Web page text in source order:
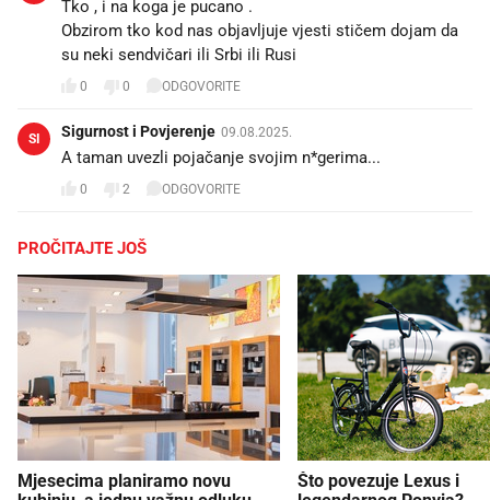
Tko , i na koga je pucano .
Obzirom tko kod nas objavljuje vjesti stičem dojam da
su neki sendvičari ili Srbi ili Rusi
0 0 ODGOVORITE
SI Sigurnost i Povjerenje 09.08.2025.
A taman uvezli pojačanje svojim n*gerima...
0 2 ODGOVORITE
PROČITAJTE JOŠ
Mjesecima planiramo novu
Što povezuje Lexus i